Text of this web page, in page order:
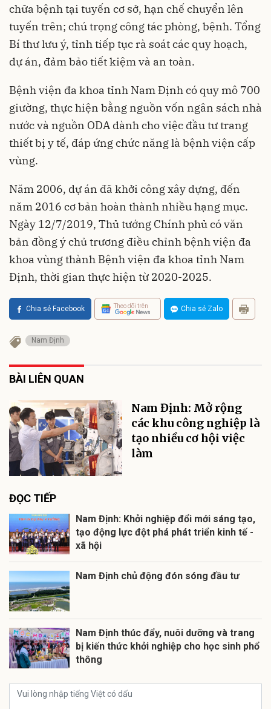
chữa bệnh tại tuyến cơ sở, hạn chế chuyển lên
tuyến trên; chú trọng công tác phòng, bệnh. Tổng
Bí thư lưu ý, tỉnh tiếp tục rà soát các quy hoạch,
dự án, đảm bảo tiết kiệm và an toàn.
Bệnh viện đa khoa tỉnh Nam Định có quy mô 700
giường, thực hiện bằng nguồn vốn ngân sách nhà
nước và nguồn ODA dành cho việc đầu tư trang
thiết bị y tế, đáp ứng chức năng là bệnh viện cấp
vùng.
Năm 2006, dự án đã khởi công xây dựng, đến
năm 2016 cơ bản hoàn thành nhiều hạng mục.
Ngày 12/7/2019, Thủ tướng Chính phủ có văn
bản đồng ý chủ trương điều chỉnh bệnh viện đa
khoa vùng thành Bệnh viện đa khoa tỉnh Nam
Định, thời gian thực hiện từ 2020-2025.
Chia sẻ Facebook Theo dõi trên Chia sẻ Zalo
Nam Định
BÀI LIÊN QUAN
Nam Định: Mở rộng
các khu công nghiệp là
tạo nhiều cơ hội việc
làm
ĐỌC TIẾP
Nam Định: Khởi nghiệp đổi mới sáng tạo,
tạo động lực đột phá phát triển kinh tế -
xã hội
Nam Định chủ động đón sóng đầu tư
Nam Định thúc đẩy, nuôi dưỡng và trang
bị kiến thức khởi nghiệp cho học sinh phổ
thông